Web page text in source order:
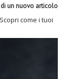
un nuovo articolo
Scopri come i tuoi